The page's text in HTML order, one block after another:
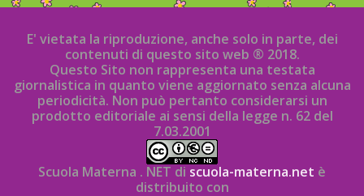
E' vietata la riproduzione, anche solo in parte, dei
contenuti di questo sito web ® 2018.
Questo Sito non rappresenta una testata
giornalistica in quanto viene aggiornato senza alcuna
periodicità. Non può pertanto considerarsi un
prodotto editoriale ai sensi della legge n. 62 del
7.03.2001
Scuola Materna . NET di scuola-materna.net è
distribuito con